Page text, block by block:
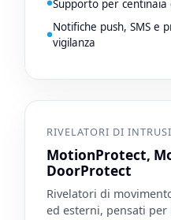
Supporto per
Notifiche push, SMS e
vigilanza
RIVELATORI DI
MotionProtect,
DoorProtect
Rivelatori di
ed esterni, pensati